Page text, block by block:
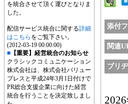
を統合させて頂く運びとなりま
した。
配信サービス統合に関する詳細
はこちら をご覧下さい。
(2012-03-19 00:00:00)
■ 【重要】経営統合のお知らせ
クラシックコミュニケーション
株式会社は、株式会社バリュー
プレスと平成24年3月1日付けで
PR総合支援企業に向けた経営
統合を行うことを決定致しまし
添付
関連
ブリ